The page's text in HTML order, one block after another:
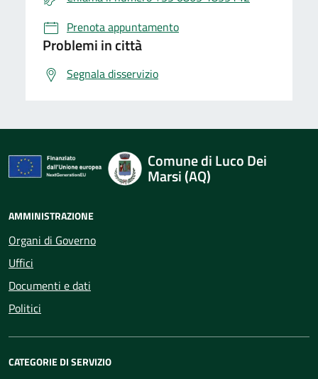
Prenota appuntamento
Problemi in città
Segnala disservizio
Comune di Luco Dei
Marsi (AQ)
AMMINISTRAZIONE
Organi di Governo
Uffici
Documenti e dati
Politici
CATEGORIE DI SERVIZIO